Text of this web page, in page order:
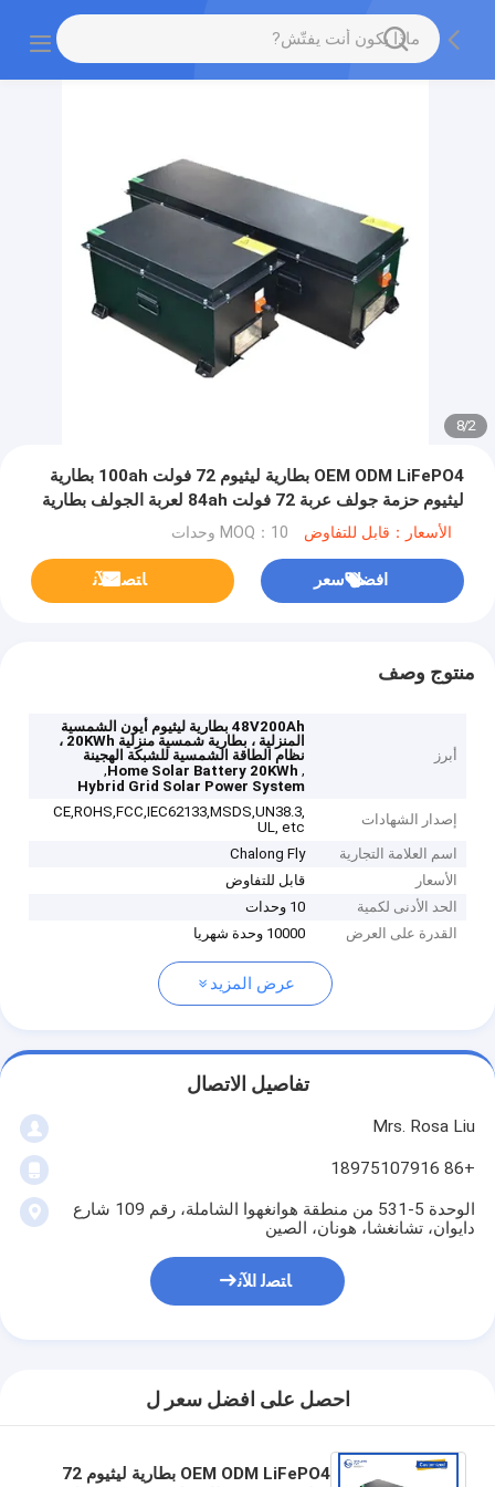
2
/
8
OEM ODM LiFePO4 بطارية ليثيوم 72 فولت 100ah بطارية
ليثيوم حزمة جولف عربة 72 فولت 84ah لعربة الجولف بطارية
سكوتر كهربائي
الأسعار：قابل للتفاوض MOQ：10 وحدات
افضل سعر ﺎﺘﺼﻟ ﺍﻶﻧ
منتوج وصف
أبرز
48V200Ah بطارية ليثيوم أيون الشمسية
المنزلية ، بطارية شمسية منزلية 20KWh ،
نظام الطاقة الشمسية للشبكة الهجينة
,
Home Solar Battery 20KWh
,
Hybrid Grid Solar Power System
إصدار الشهادات
CE,ROHS,FCC,IEC62133,MSDS,UN38.3,
UL, etc
اسم العلامة التجارية
Chalong Fly
الأسعار
قابل للتفاوض
الحد الأدنى لكمية
10 وحدات
القدرة على العرض
10000 وحدة شهريا
عرض المزيد
تفاصيل الاتصال
Mrs. Rosa Liu
+86 18975107916
الوحدة 5-531 من منطقة هوانغهوا الشاملة، رقم 109 شارع
دايوان، تشانغشا، هونان، الصين
ﺎﺘﺼﻟ ﺍﻶﻧ
احصل على افضل سعر ل
OEM ODM LiFePO4 بطارية ليثيوم 72